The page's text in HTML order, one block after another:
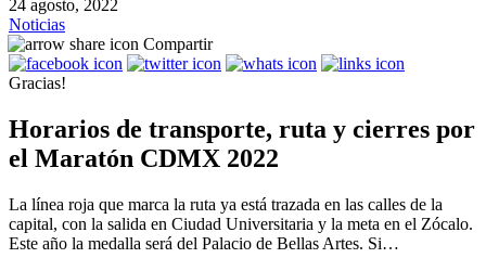
24 agosto, 2022
Noticias
Compartir
Gracias!
Horarios de transporte, ruta y cierres por
el Maratón CDMX 2022
La línea roja que marca la ruta ya está trazada en las calles de la
capital, con la salida en Ciudad Universitaria y la meta en el Zócalo.
Este año la medalla será del Palacio de Bellas Artes. Si…